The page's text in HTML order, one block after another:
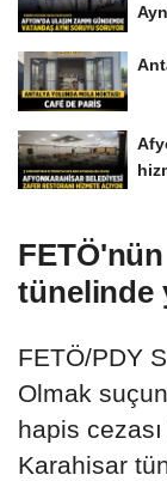
tünelinde
FETÖ/PDY
Olmak
hapis
Karahisar